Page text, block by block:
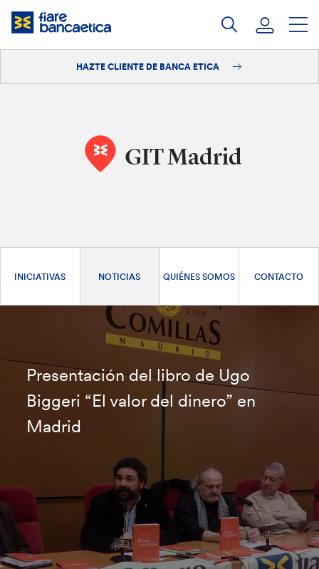
Saltar
HAZTE CLIENTE DE BANCA ETICA
GIT Madrid
INICIATIVAS NOTICIAS QUIÉNES SOMOS CONTACTO
Presentación del libro de Ugo
Biggeri “El valor del dinero” en
Madrid